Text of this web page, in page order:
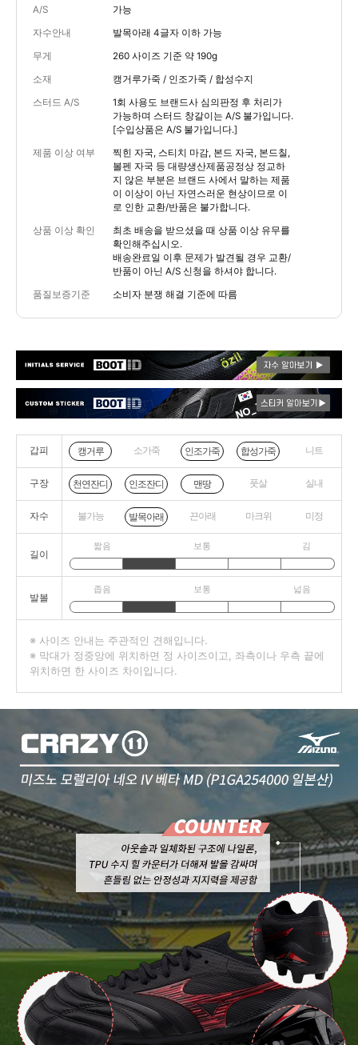
A/S 가능
자수안내 발목아래 4글자 이하 가능
무게 260 사이즈 기준 약 190g
소재 캥거루가죽 / 인조가죽 / 합성수지
스터드 A/S
1회 사용도 브랜드사 심의판정 후 처리가
가능하며 스터드 창갈이는 A/S 불가입니다.
[수입상품은 A/S 불가입니다.]
제품 이상 여부
찍힌 자국, 스티치 마감, 본드 자국, 본드칠,
볼펜 자국 등 대량생산제품공정상 정교하
지 않은 부분은 브랜드 사에서 말하는 제품
이 이상이 아닌 자연스러운 현상이므로 이
로 인한 교환/반품은 불가합니다.
상품 이상 확인
최초 배송을 받으셨을 때 상품 이상 유무를
확인해주십시오.
배송완료일 이후 문제가 발견될 경우 교환/
반품이 아닌 A/S 신청을 하셔야 합니다.
품질보증기준 소비자 분쟁 해결 기준에 따름
갑피 캥거루 소가죽 인조가죽 합성가죽 니트
구장 천연잔디 인조잔디 맨땅 풋살 실내
자수 불가능 발목아래 끈아래 마크위 미정
길이
짧음 보통 김
발볼
좁음 보통 넓음
※ 사이즈 안내는 주관적인 견해입니다.
※ 막대가 정중앙에 위치하면 정 사이즈이고, 좌측이나 우측 끝에
위치하면 한 사이즈 차이입니다.